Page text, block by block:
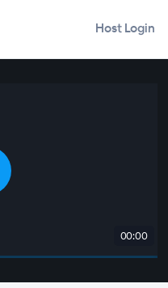
Host Login
00:00